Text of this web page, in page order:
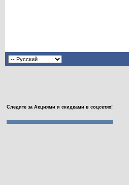
Следите за Акциями и скидками в соцсетях!